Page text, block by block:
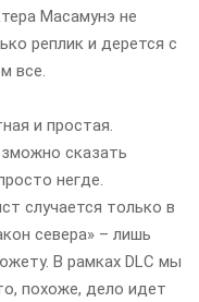
Масамунэ не
реплик и дерется с
все.
и простая.
сказать
негде.
случается только в
севера» – лишь
В рамках DLC мы
похоже, дело идет